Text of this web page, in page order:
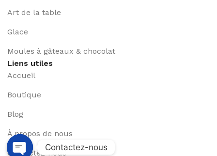
Art de la table
Glace
Moules à gâteaux & chocolat
Liens utiles
Accueil
Boutique
Blog
À propos de nous
Contactez-nous
Contactez-nous